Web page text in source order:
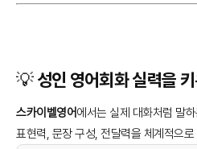
💡 성인 영어회화 실력을
스카이벨영어에서는 실제 대화처럼 말
표현력, 문장 구성, 전달력을 체계적으로